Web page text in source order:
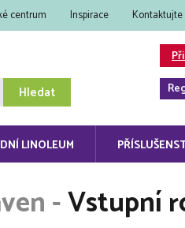
centrum Inspirace
Hledat
LINOLEUM
Vstupní